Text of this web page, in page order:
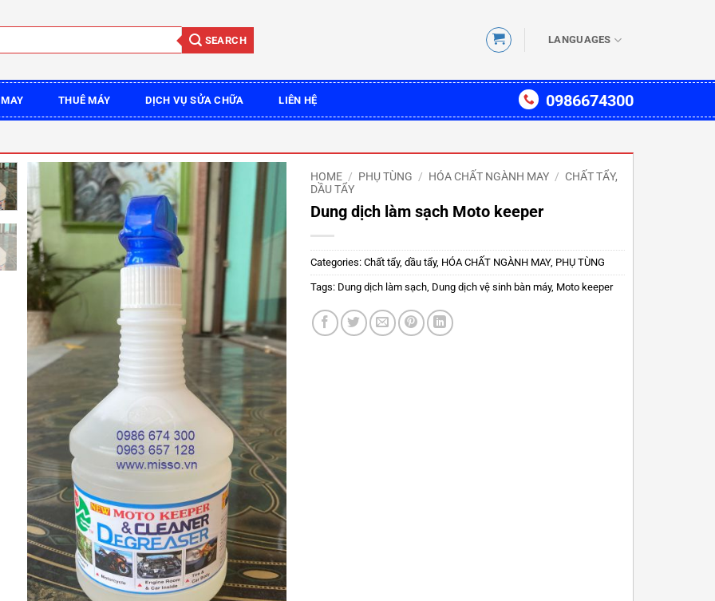
SEARCH LANGUAGES
THUÊ MÁY DỊCH VỤ SỬA CHỮA LIÊN HỆ 0986674300
HOME / PHỤ TÙNG / HÓA CHẤT NGÀNH MAY / CHẤT TẨY,
DẦU TẨY
Dung dịch làm sạch Moto keeper
Categories: Chất tẩy, dầu tẩy, HÓA CHẤT NGÀNH MAY, PHỤ TÙNG
Tags: Dung dịch làm sạch Dung dịch vệ sinh bàn máy, Moto keeper